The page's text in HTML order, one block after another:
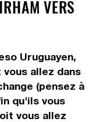
VERS
Uruguayen,
allez dans
(pensez à
qu'ils vous
vous allez